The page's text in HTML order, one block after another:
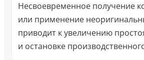
Несвоевременное получение
или применение
приводит к увеличению
и остановке